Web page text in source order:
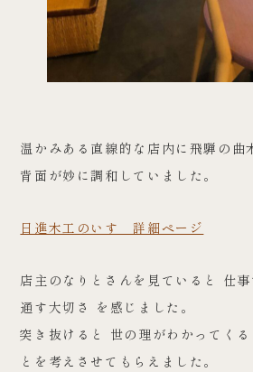
温かみある直線的な店内に飛騨の曲
背面が妙に調和していました。
日進木工のいす 詳細ページ
店主のなりとさんを見ていると 仕
通す大切さ を感じました。
突き抜けると 世の理がわかってく
とを考えさせてもらえました。